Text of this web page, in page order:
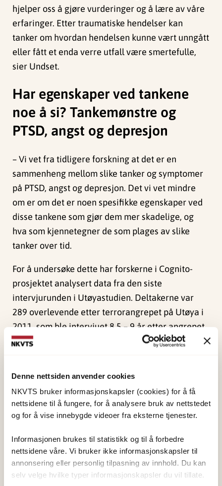
Denne nettsiden anvender cookies
NKVTS bruker informasjonskapsler (cookies) for å få
nettsidene til å fungere, for å analysere bruk av nettstedet
og for å vise innebygde videoer fra eksterne tjenester.
Informasjonen brukes til statistikk og til å forbedre
nettsidene våre. Vi bruker ikke informasjonskapsler til
annonsering eller personlig tilpasning av innhold. Du kan
selv velge hvilke typer informasjonskapsler du vil tillate.
hjelper oss å gjøre vurderinger og å lære av våre
erfaringer. Etter traumatiske hendelser kan
tanker om hvordan hendelsen kunne vært unngått
eller fått et enda verre utfall være smertefulle,
sier Undset.
Har egenskaper ved tankene
noe å si? Tankemønstre og
PTSD, angst og depresjon
– Vi vet fra tidligere forskning at det er en
sammenheng mellom slike tanker og symptomer
på PTSD, angst og depresjon. Det vi vet mindre
om er om det er noen spesifikke egenskaper ved
disse tankene som gjør dem mer skadelige, og
hva som kjennetegner de som plages av slike
tanker over tid.
For å undersøke dette har forskerne i Cognito-
prosjektet analysert data fra den siste
intervjurunden i Utøyastudien. Deltakerne var
289 overlevende etter terrorangrepet på Utøya i
2011, som ble intervjuet 8,5 – 9 år etter angrepet.
Gjennomsnittsalderen deres var 28 år, 49 % var
Prevalensen av kontrafaktiske
tanker blant de overlevende
de hadde hatt tanker om hva som kunne ha skjedd
eller hvordan det kunne ha gått annerledes etter
terrorangrepet. Disse ble så spurt om hvor ofte de